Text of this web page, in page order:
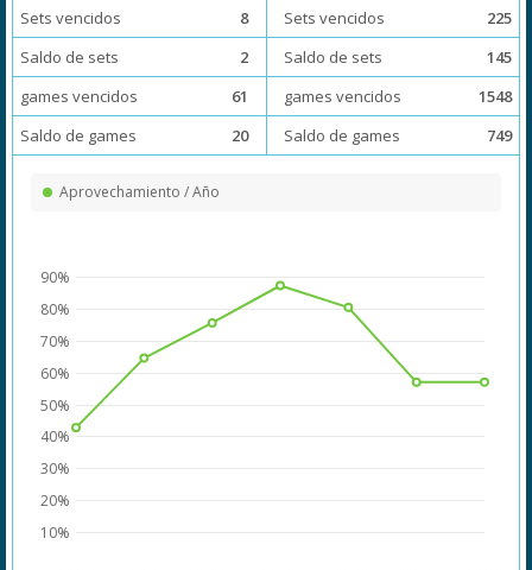
Sets vencidos
8
Saldo de sets
2
games vencidos
61
Saldo de games
20
Sets vencidos
225
Saldo de sets
145
games vencidos
1548
Saldo de games
749
Aprovechamiento / Año
10%
20%
30%
40%
50%
60%
70%
80%
90%